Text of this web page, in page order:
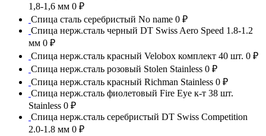
1,8-1,6 мм 0 ₽
Спица сталь серебристый No name 0 ₽
Спица нерж.сталь черный DT Swiss Aero Speed 1.8-1.2
мм 0 ₽
Спица нерж.сталь красный Velobox комплект 40 шт. 0 ₽
Спица нерж.сталь розовый Stolen Stainless 0 ₽
Спица нерж.сталь красный Richman Stainless 0 ₽
Спица нерж.сталь фиолетовый Fire Eye к-т 38 шт.
Stainless 0 ₽
Спица нерж.сталь серебристый DT Swiss Competition
2.0-1.8 мм 0 ₽